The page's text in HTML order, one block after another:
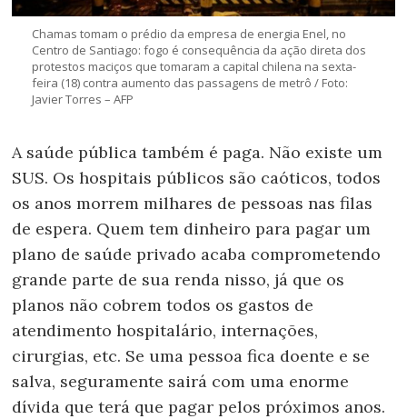
Chamas tomam o prédio da empresa de energia Enel, no
Centro de Santiago: fogo é consequência da ação direta dos
protestos maciços que tomaram a capital chilena na sexta-
feira (18) contra aumento das passagens de metrô / Foto:
Javier Torres – AFP
A saúde pública também é paga. Não existe um
SUS. Os hospitais públicos são caóticos, todos
os anos morrem milhares de pessoas nas filas
de espera. Quem tem dinheiro para pagar um
plano de saúde privado acaba comprometendo
grande parte de sua renda nisso, já que os
planos não cobrem todos os gastos de
atendimento hospitalário, internações,
cirurgias, etc. Se uma pessoa fica doente e se
salva, seguramente sairá com uma enorme
dívida que terá que pagar pelos próximos anos.